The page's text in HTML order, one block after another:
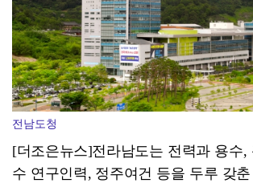
전남도청
[더조은뉴스]전라남도는 전력과 용수,
수 연구인력, 정주여건 등을 두루 갖